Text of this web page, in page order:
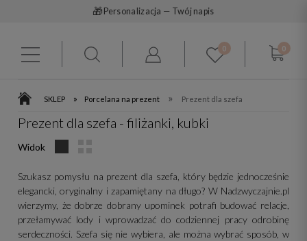
🚚Darmowa dostawa od 199 zł
0 0
SKLEP » Porcelana na prezent » Prezent dla szefa
Prezent dla szefa - filiżanki, kubki
Widok
Szukasz pomysłu na prezent dla szefa, który będzie jednocześnie
elegancki, oryginalny i zapamiętany na długo? W Nadzwyczajnie.pl
wierzymy, że dobrze dobrany upominek potrafi budować relacje,
przełamywać lody i wprowadzać do codziennej pracy odrobinę
serdeczności. Szefa się nie wybiera, ale można wybrać sposób, w